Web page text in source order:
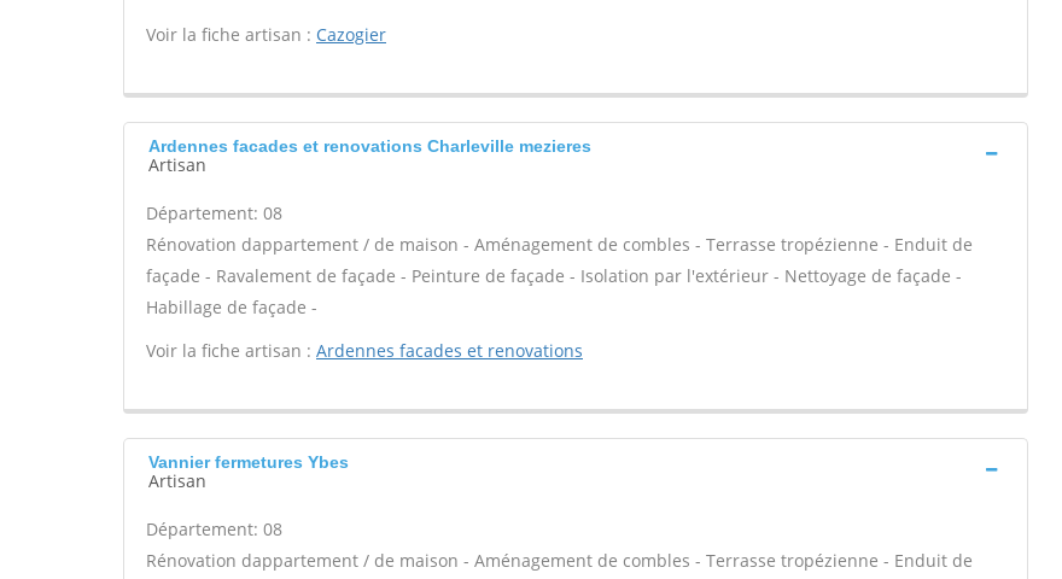
Voir la fiche artisan : Cazogier
Ardennes facades et renovations Charleville mezieres
Artisan
Département: 08
Rénovation dappartement / de maison - Aménagement de combles - Terrasse tropézienne - Enduit de
façade - Ravalement de façade - Peinture de façade - Isolation par l'extérieur - Nettoyage de façade -
Habillage de façade -
Voir la fiche artisan : Ardennes facades et renovations
Vannier fermetures Ybes
Artisan
Département: 08
Rénovation dappartement / de maison - Aménagement de combles - Terrasse tropézienne - Enduit de